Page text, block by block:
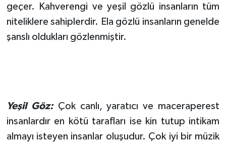
geçer. Kahverengi ve yeşil gözlü insanların tüm
niteliklere sahiplerdir. Ela gözlü insanların genelde
şanslı oldukları gözlenmiştir.
Yeşil Göz:Çok canlı, yaratıcı ve maceraperest
insanlardır en kötü tarafları ise kin tutup intikam
almayı isteyen insanlar oluşudur. Çok iyi bir müzik